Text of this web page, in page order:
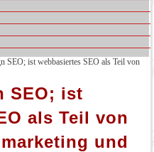
SEO; ist webbasiertes SEO als Teil von
SEO; ist
als Teil von
und